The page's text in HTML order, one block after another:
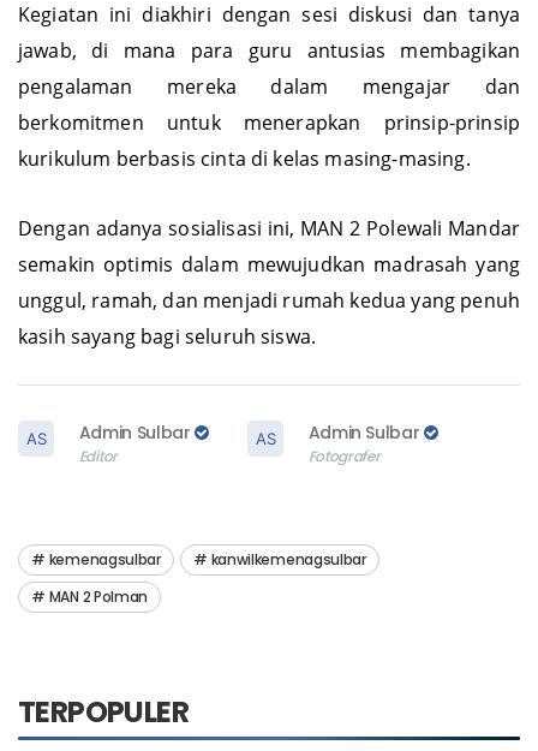
Kegiatan ini diakhiri dengan sesi diskusi dan tanya
jawab, di mana para guru antusias membagikan
pengalaman mereka dalam mengajar dan
berkomitmen untuk menerapkan prinsip-prinsip
kurikulum berbasis cinta di kelas masing-masing.
Dengan adanya sosialisasi ini, MAN 2 Polewali Mandar
semakin optimis dalam mewujudkan madrasah yang
unggul, ramah, dan menjadi rumah kedua yang penuh
kasih sayang bagi seluruh siswa.
Admin Sulbar
Editor
Admin Sulbar
Fotografer
kemenagsulbar
kanwilkemenagsulbar
MAN 2 Polman
TERPOPULER